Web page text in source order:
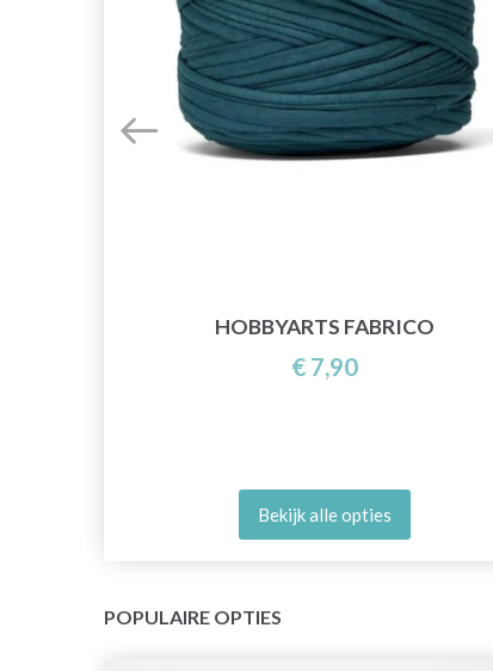
HOBBYARTS FABRICO
€ 7,90
Bekijk alle opties
POPULAIRE OPTIES